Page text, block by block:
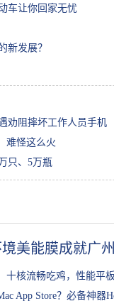
车让你回家无忧
新发展？
劝阻摔坏工作人员手机
难怪这么火
只、5万瓶
美能膜成就广
十核流畅吃鸡，性能平板
App Store？必备神器